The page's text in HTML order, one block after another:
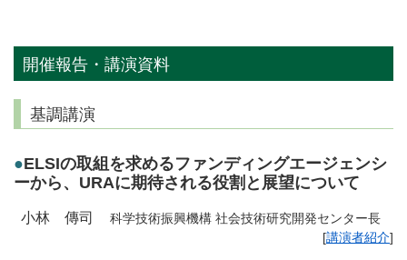
開催報告・講演資料
基調講演
●ELSIの取組を求めるファンディングエージェンシ
ーから、URAに期待される役割と展望について
小林 傳司
科学技術振興機構 社会技術研究開発センター長
[講演者紹介]